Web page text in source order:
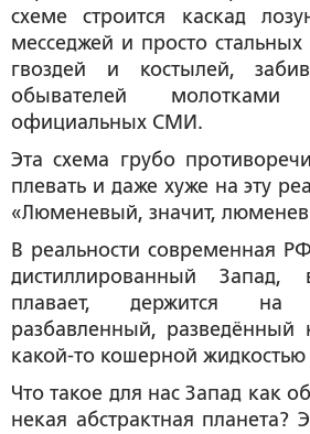
схеме строится каскад
месседжей и просто стальных
гвоздей и костылей,
обывателей
официальных СМИ.
Эта схема грубо
плевать и даже хуже на эту
«Люменевый, значит,
В реальности современная
дистиллированный
плавает, держится на
разбавленный, разведённый
какой-то кошерной жидкостью
Что такое для нас Запад как
некая абстрактная планета?